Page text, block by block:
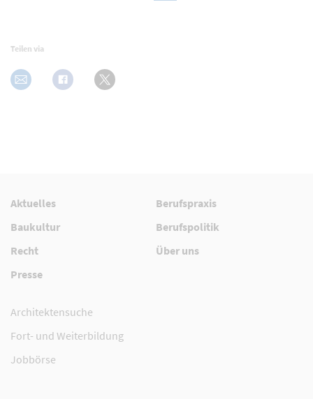
Teilen via
Aktuelles
Berufspraxis
Baukultur
Berufspolitik
Recht
Über uns
Presse
Architektensuche
Fort- und Weiterbildung
Jobbörse